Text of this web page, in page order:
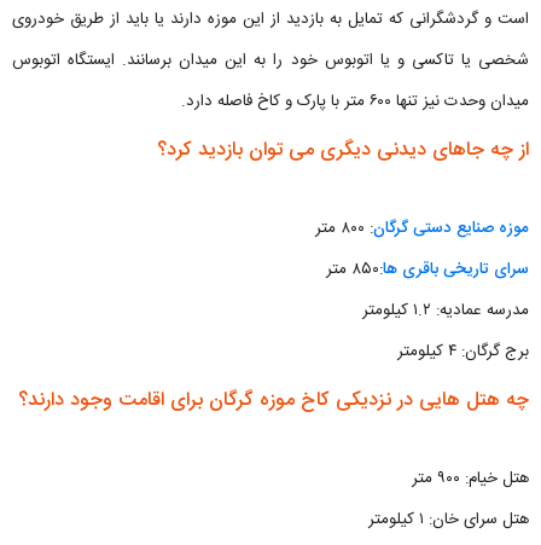
است و گردشگرانی که تمایل به بازدید از این موزه دارند یا باید از طریق خودروی
شخصی یا تاکسی و یا اتوبوس خود را به این میدان برسانند. ایستگاه اتوبوس
میدان وحدت نیز تنها ۶۰۰ متر با پارک و کاخ فاصله دارد.
از چه جاهای دیدنی دیگری می توان بازدید کرد؟
موزه صنایع دستی گرگان: ۸۰۰ متر
سرای تاریخی باقری ها:‌۸۵۰ متر
مدرسه عمادیه: ۱.۲ کیلومتر
برج گرگان: ۴ کیلومتر
چه هتل هایی در نزدیکی کاخ موزه گرگان برای اقامت وجود دارند؟
هتل خیام: ۹۰۰ متر
هتل سرای خان: ۱ کیلومتر